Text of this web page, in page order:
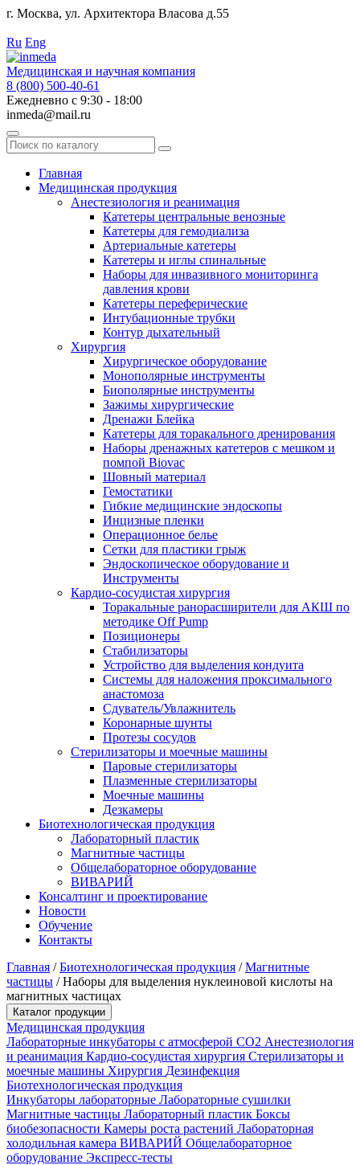
г. Москва, ул. Архитектора Власова д.55
Ru Eng
Медицинская и научная компания
8 (800) 500-40-61
Ежедневно с 9:30 - 18:00
inmeda@mail.ru
Поиск
по
каталогуГлавная
Медицинская продукция
Анестезиология и реанимация
Катетеры центральные венозные
Катетеры для гемодиализа
Артериальные катетеры
Катетеры и иглы спинальные
Наборы для инвазивного мониторинга
давления крови
Катетеры переферические
Интубационные трубки
Контур дыхательный
Хирургия
Хирургическое оборудование
Монополярные инструменты
Биополярные инструменты
Зажимы хирургические
Дренажи Блейка
Катетеры для торакального дренирования
Наборы дренажных катетеров с мешком и
помпой Biovac
Шовный материал
Гемостатики
Гибкие медицинские эндоскопы
Инцизные пленки
Операционное белье
Сетки для пластики грыж
Эндоскопическое оборудование и
Инструменты
Кардио-сосудистая хирургия
Торакальные ранорасширители для АКШ по
методике Off Pump
Позиционеры
Стабилизаторы
Устройство для выделения кондуита
Системы для наложения проксимального
анастомоза
Сдуватель/Увлажнитель
Коронарные шунты
Протезы сосудов
Стерилизаторы и моечные машины
Паровые стерилизаторы
Плазменные стерилизаторы
Моечные машины
Дезкамеры
Биотехнологическая продукция
Лабораторный пластик
Магнитные частицы
Общелабораторное оборудование
ВИВАРИЙ
Консалтинг и проектирование
Новости
Обучение
Контакты
Главная /Биотехнологическая продукция /Магнитные
частицы /Наборы для выделения нуклеиновой кислоты на
магнитных частицах
Каталог продукции
Медицинская продукция
Лабораторные инкубаторы с атмосферой CO2 Анестезиология
и реанимация Кардио-сосудистая хирургия Стерилизаторы и
моечные машины Хирургия Дезинфекция
Биотехнологическая продукция
Инкубаторы лабораторные Лабораторные сушилки
Магнитные частицы Лабораторный пластик Боксы
биобезопасности Камеры роста растений Лабораторная
холодильная камера ВИВАРИЙ Общелабораторное
оборудование Экспресс-тесты